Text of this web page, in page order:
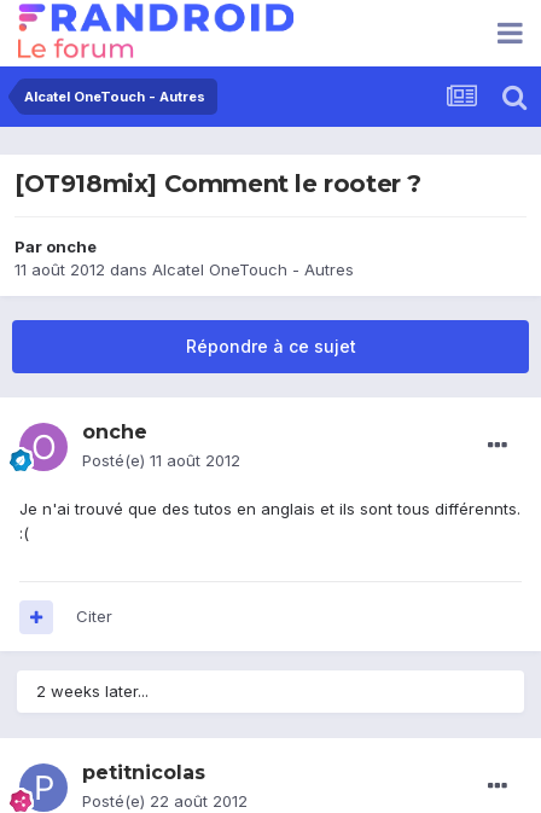
Alcatel OneTouch - Autres
[OT918mix] Comment le rooter ?
Par onche
11 août 2012 dans Alcatel OneTouch - Autres
Répondre à ce sujet
onche
Posté(e) 11 août 2012
Je n'ai trouvé que des tutos en anglais et ils sont tous différennts.
:(
Citer
2 weeks later...
petitnicolas
Posté(e) 22 août 2012